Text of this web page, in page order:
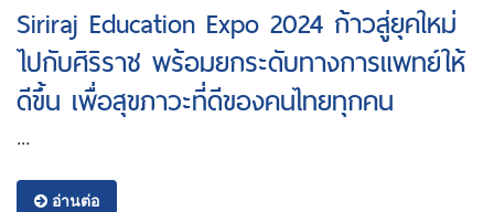
Siriraj Education Expo 2024 ก้าวสู่ยุคใหม่
ไปกับศิริราช พร้อมยกระดับทางการแพทย์ให้
ดีขึ้น เพื่อสุขภาวะที่ดีของคนไทยทุกคน
...
อ่านต่อ